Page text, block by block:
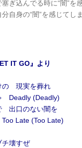
ぎ込んでる時に“闇”を
自身の“闇”を感じてし
IT GO』より
の 現実を葬れ
Deadly (Deadly)
出口のない闇を
Late (Too Late)
チ壊すぜ